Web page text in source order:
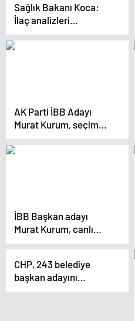
Sağlık Bakanı Koca:
İlaç analizleri
mükerrerlikten
arındırılarak yapılmaya
AK Parti İBB Adayı
Murat Kurum, seçim
çalışmaları
kapsamında
İBB Başkan adayı
Murat Kurum, canlı
yayında soruları
CHP, 243 belediye
başkan adayını
belirledi